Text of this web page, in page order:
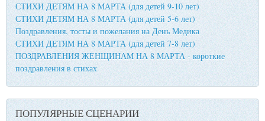
СТИХИ ДЕТЯМ НА 8 МАРТА (для детей 9-10 лет)
СТИХИ ДЕТЯМ НА 8 МАРТА (для детей 5-6 лет)
Поздравления, тосты и пожелания на День Медика
СТИХИ ДЕТЯМ НА 8 МАРТА (для детей 7-8 лет)
ПОЗДРАВЛЕНИЯ ЖЕНЩИНАМ НА 8 МАРТА - короткие
поздравления в стихах
ПОПУЛЯРНЫЕ СЦЕНАРИИ